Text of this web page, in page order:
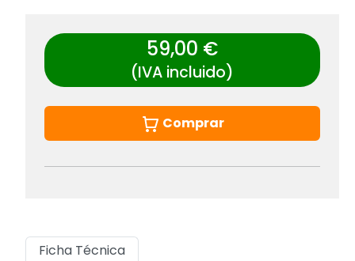
59,00 €
(IVA incluido)
Comprar
Ficha Técnica